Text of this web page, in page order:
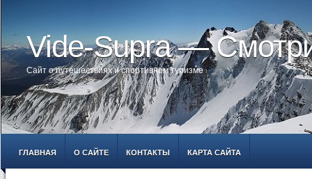
Vide-Supra —
Сайт о путешествиях и спортивном туризме
ГЛАВНАЯ О САЙТЕ КОНТАКТЫ КАРТА САЙТА